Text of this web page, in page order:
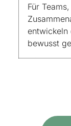
Für
entwickeln
bewusst